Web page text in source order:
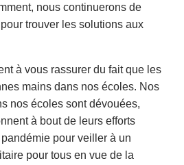
nous continuerons de
trouver les solutions aux
à vous rassurer du fait que les
mains dans nos écoles. Nos
nos écoles sont dévouées,
à bout de leurs efforts
pour veiller à un
pour tous en vue de la